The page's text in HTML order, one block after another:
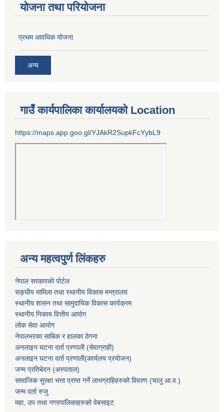
योजना तथा परियोजना
प्रथम आवधिक योजना
अन्य
गाउँ कार्यपालिका कार्यालयको Location
https://maps.app.goo.gl/YJAkR2SupkFcYybL9
अन्य महत्वपुर्ण लिंकहरु
नेपाल सरकारको पोर्टल
सङ्घीय मामिला तथा स्थानीय विकास मन्त्रालय
स्थानीय शासन तथा सामुदायिक विकास कार्यक्रम
स्थानीय निकाय वित्तीय आयोग
लोक सेवा आयोग
नेपालभरका साबिक र हालका ठेगना
अनलाइन घटना दर्ता प्रणाली (सेवाग्राही)
अनलाइन घटना दर्ता प्रणाली(कार्यलय प्रयोजन)
जन्म प्रतिबेदन (अस्पताल)
सामाजिक सुरक्षा भत्ता प्राप्त गर्ने लाभग्राहिहरुको विवरण (चालु आ.व.)
जन्म दर्ता रुजु
महा, उप तथा नगरपालिकाहरुको वेबसाइट